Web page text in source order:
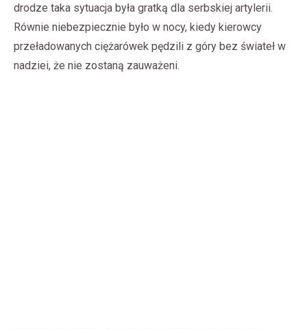
drodze taka sytuacja była gratką dla serbskiej artylerii.
Równie niebezpiecznie było w nocy, kiedy kierowcy
przeładowanych ciężarówek pędzili z góry bez świateł w
nadziei, że nie zostaną zauważeni.